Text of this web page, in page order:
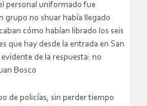
personal uniformado fue
grupo no shuar había llegado
cómo habían librado los seis
que hay desde la entrada en San
de la respuesta: no
Bosco
de policías, sin perder tiempo